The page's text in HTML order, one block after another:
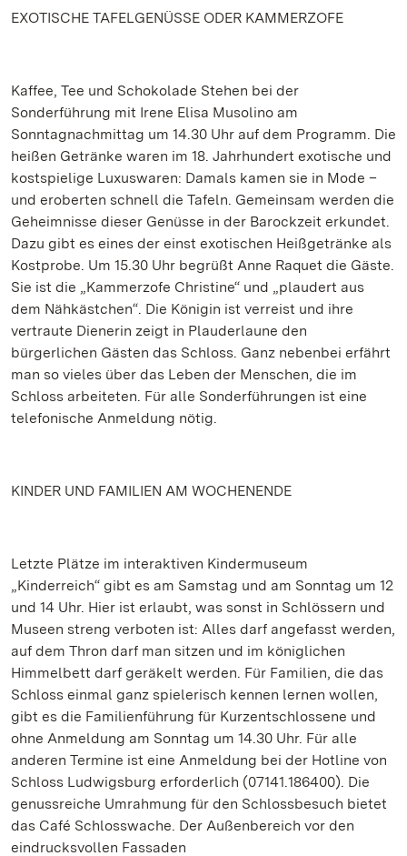
EXOTISCHE TAFELGENÜSSE ODER KAMMERZOFE
Kaffee, Tee und Schokolade Stehen bei der
Sonderführung mit Irene Elisa Musolino am
Sonntagnachmittag um 14.30 Uhr auf dem Programm. Die
heißen Getränke waren im 18. Jahrhundert exotische und
kostspielige Luxuswaren: Damals kamen sie in Mode –
und eroberten schnell die Tafeln. Gemeinsam werden die
Geheimnisse dieser Genüsse in der Barockzeit erkundet.
Dazu gibt es eines der einst exotischen Heißgetränke als
Kostprobe. Um 15.30 Uhr begrüßt Anne Raquet die Gäste.
Sie ist die „Kammerzofe Christine“ und „plaudert aus
dem Nähkästchen“. Die Königin ist verreist und ihre
vertraute Dienerin zeigt in Plauderlaune den
bürgerlichen Gästen das Schloss. Ganz nebenbei erfährt
man so vieles über das Leben der Menschen, die im
Schloss arbeiteten. Für alle Sonderführungen ist eine
telefonische Anmeldung nötig.
KINDER UND FAMILIEN AM WOCHENENDE
Letzte Plätze im interaktiven Kindermuseum
„Kinderreich“ gibt es am Samstag und am Sonntag um 12
und 14 Uhr. Hier ist erlaubt, was sonst in Schlössern und
Museen streng verboten ist: Alles darf angefasst werden,
auf dem Thron darf man sitzen und im königlichen
Himmelbett darf geräkelt werden. Für Familien, die das
Schloss einmal ganz spielerisch kennen lernen wollen,
gibt es die Familienführung für Kurzentschlossene und
ohne Anmeldung am Sonntag um 14.30 Uhr. Für alle
anderen Termine ist eine Anmeldung bei der Hotline von
Schloss Ludwigsburg erforderlich (07141.186400). Die
genussreiche Umrahmung für den Schlossbesuch bietet
das Café Schlosswache. Der Außenbereich vor den
eindrucksvollen Fassaden